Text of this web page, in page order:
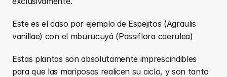
Este es el caso por ejemplo de Espejitos (Agraulis
vanillae) con el mburucuyá (Passiflora caerulea)
Estas plantas son absolutamente imprescindibles
para que las mariposas realicen su ciclo, y son tanto